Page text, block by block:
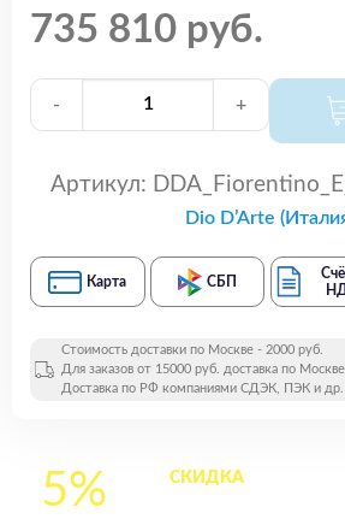
735 810 руб.
- +
Артикул:
Dio D’Arte
Карта СБП
Стоимость доставки по Москве - 2000 руб.
Для заказов от 15000 руб. доставка по Москве
Доставка по РФ компаниями СДЭК, ПЭК и др.
5% СКИДКАна все